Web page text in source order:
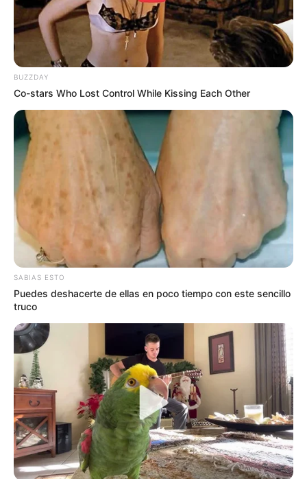
BUZZDAY
Co-stars Who Lost Control While Kissing Each Other
SABIAS ESTO
Puedes deshacerte de ellas en poco tiempo con este sencillo
truco